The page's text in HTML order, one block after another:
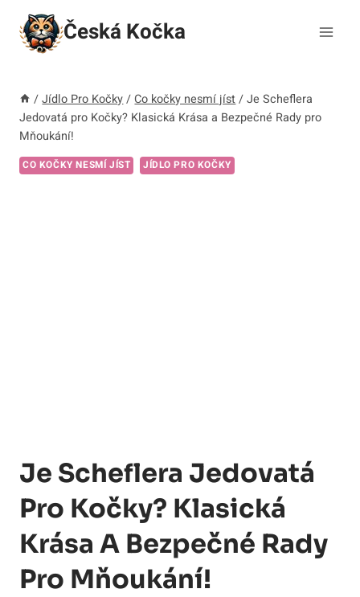
Přeskočit
obsah
Česká Kočka
/ Jídlo Pro Kočky / Co kočky nesmí jíst / Je Scheflera
Jedovatá pro Kočky? Klasická Krása a Bezpečné Rady pro
Mňoukání!
CO KOČKY NESMÍ JÍST JÍDLO PRO KOČKY
Je Scheflera Jedovatá
Pro Kočky? Klasická
Krása A Bezpečné Rady
Pro Mňoukání!